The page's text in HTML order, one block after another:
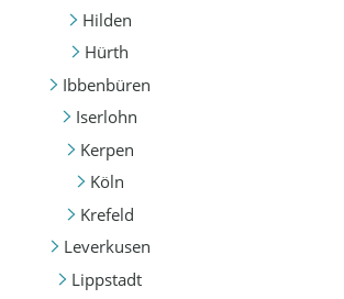
Hilden
Hürth
Ibbenbüren
Iserlohn
Kerpen
Köln
Krefeld
Leverkusen
Lippstadt